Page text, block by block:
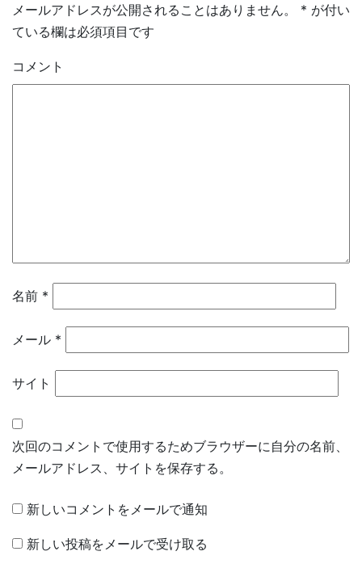
メールアドレスが公開されることはありません。 * が付い
ている欄は必須項目です
コメント
名前 *
メール *
サイト
次回のコメントで使用するためブラウザーに自分の名前、
メールアドレス、サイトを保存する。
新しいコメントをメールで通知
新しい投稿をメールで受け取る